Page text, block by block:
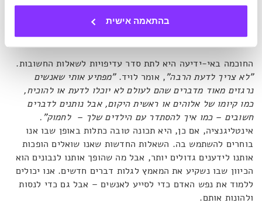
בהתאמה אישית
השאלה השתנתה וכבר יש פוטנציאל לחידוש. השורה התחתונה
היא שכדי להגיע להישגים חדשים, עלינו קודם להכיר בכך שאנו
החוכמה באי-ידיעה היא לתת סדר עדיפויות לשאלות החשובות.
"לא צריך לדעת הרבה", אומר לויד."מפתיע אותי שאנשים
נרגזים מאוד מדברים שהם לעולם לא יוכלו לדעת או להוכיח,
כמו קיומו של אלוהים או ראשית היקום, אבל נותנים לדברים
חשובים – כמו איך להסתדר עם הילדים שלך – לחמוק".
אינטליגנציה, אם כן, היא תכונה טובה כתלות באופן שבו אנו
בוחרים להשתמש בה. השאלות החדשות שאנו שואלים הופכות
אותנו לידענים גדולים יותר, אבל מה שהופך אותנו לנבונים הוא
הכיוון שבו נשקיע את המאמץ לגלות דברים חדשים. אנו יכולים
ללמוד את נפש האדם כדי לסייע לאנשים – אבל גם כדי לנסות
ולהונות אותם.